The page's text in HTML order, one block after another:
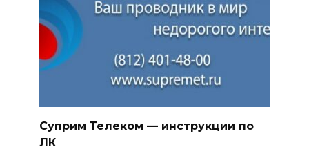
Суприм Телеком — инструкции по
ЛК